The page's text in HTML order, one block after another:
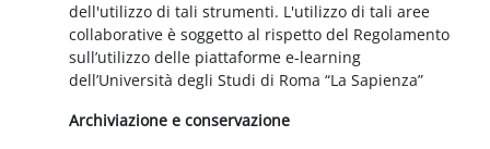
dell'utilizzo di tali strumenti. L'utilizzo di tali aree
collaborative è soggetto al rispetto del Regolamento
sull’utilizzo delle piattaforme e-learning
dell’Università degli Studi di Roma “La Sapienza”
Archiviazione e conservazione